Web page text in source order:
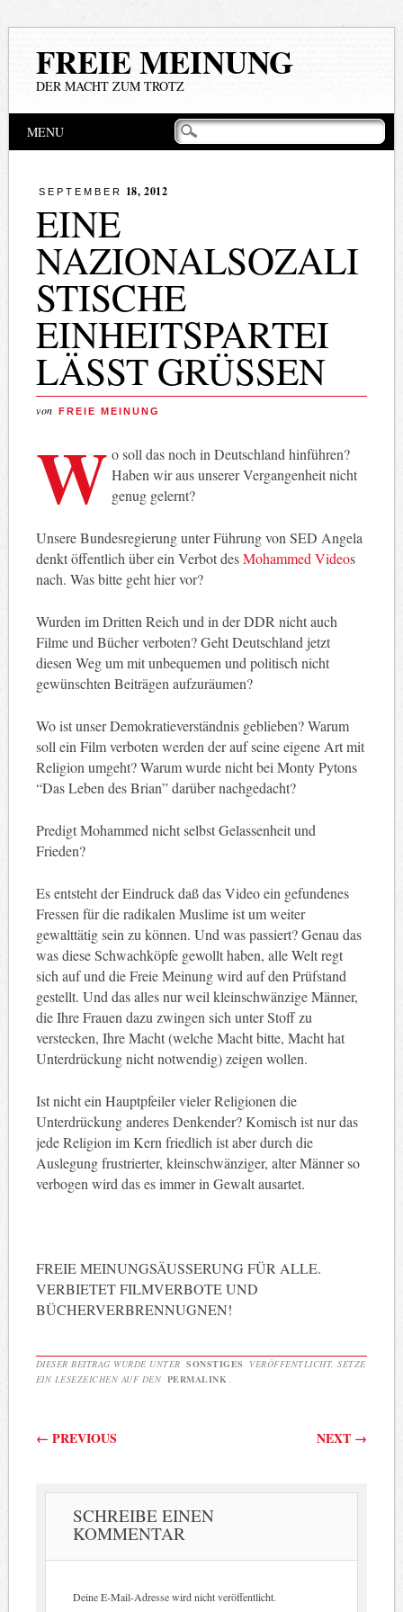
FREIE MEINUNG
DER MACHT ZUM TROTZ
Hauptmenü
Inhalt
MENU
SEPTEMBER 18, 2012
EINE
NAZIONALSOZALI
STISCHE
EINHEITSPARTEI
LÄSST GRÜSSEN
von FREIE MEINUNG
W o soll das noch in Deutschland hinführen?
Haben wir aus unserer Vergangenheit nicht
genug gelernt?
Unsere Bundesregierung unter Führung von SED Angela
denkt öffentlich über ein Verbot desMohammed Videos
nach. Was bitte geht hier vor?
Wurden im Dritten Reich und in der DDR nicht auch
Filme und Bücher verboten? Geht Deutschland jetzt
diesen Weg um mit unbequemen und politisch nicht
gewünschten Beiträgen aufzuräumen?
Wo ist unser Demokratieverständnis geblieben? Warum
soll ein Film verboten werden der auf seine eigene Art mit
Religion umgeht? Warum wurde nicht bei Monty Pytons
“Das Leben des Brian” darüber nachgedacht?
Predigt Mohammed nicht selbst Gelassenheit und
Frieden?
Es entsteht der Eindruck daß das Video ein gefundenes
Fressen für die radikalen Muslime ist um weiter
gewalttätig sein zu können. Und was passiert? Genau das
was diese Schwachköpfe gewollt haben, alle Welt regt
sich auf und die Freie Meinung wird auf den Prüfstand
gestellt. Und das alles nur weil kleinschwänzige Männer,
die Ihre Frauen dazu zwingen sich unter Stoff zu
verstecken, Ihre Macht (welche Macht bitte, Macht hat
Unterdrückung nicht notwendig) zeigen wollen.
Ist nicht ein Hauptpfeiler vieler Religionen die
Unterdrückung anderes Denkender? Komisch ist nur das
jede Religion im Kern friedlich ist aber durch die
Auslegung frustrierter, kleinschwänziger, alter Männer so
verbogen wird das es immer in Gewalt ausartet.
FREIE MEINUNGSÄUSSERUNG FÜR ALLE.
VERBIETET FILMVERBOTE UND
BÜCHERVERBRENNUGNEN!
DIESER BEITRAG WURDE UNTER SONSTIGES
VERÖFFENTLICHT. SETZE
EIN LESEZEICHEN AUF DEN PERMALINK
Beitragsnavigation
← PREVIOUS NEXT →
SCHREIBE EINEN
KOMMENTAR
Deine E-Mail-Adresse wird nicht veröffentlicht.